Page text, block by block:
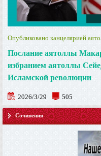
Опубликовано канцелярией
Послание аятоллы
избранием аятоллы
Исламской революции
2026/3/29 505
Сочинения